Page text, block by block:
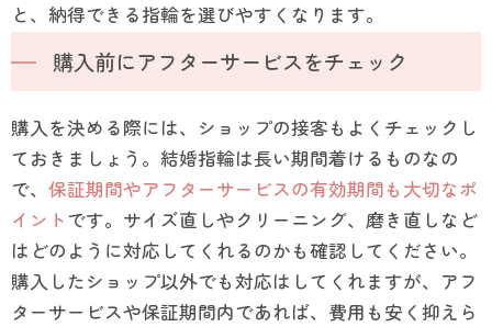
と、納得できる指輪を選びやすくなります。
購入前にアフターサービスをチェック
購入を決める際には、ショップの接客もよくチェックし
ておきましょう。結婚指輪は長い期間着けるものなの
で、 保証期間やアフターサービスの有効期間も大切なポ
イントです。サイズ直しやクリーニング、磨き直しなど
はどのように対応してくれるのかも確認してください。
購入したショップ以外でも対応はしてくれますが、アフ
ターサービスや保証期間内であれば、費用も安く抑えら